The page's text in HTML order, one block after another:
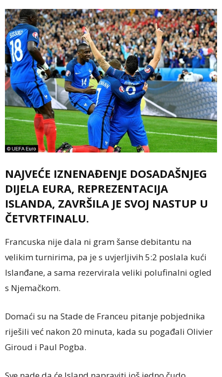
NAJVEĆE IZNENAĐENJE DOSADAŠNJEG
DIJELA EURA, REPREZENTACIJA
ISLANDA, ZAVRŠILA JE SVOJ NASTUP U
ČETVRTFINALU.
Francuska nije dala ni gram šanse debitantu na
velikim turnirima, pa je s uvjerljivih 5:2 poslala kući
Islanđane, a sama rezervirala veliki polufinalni ogled
s Njemačkom.
Domaći su na Stade de Franceu pitanje pobjednika
riješili već nakon 20 minuta, kada su pogađali Olivier
Giroud i Paul Pogba.